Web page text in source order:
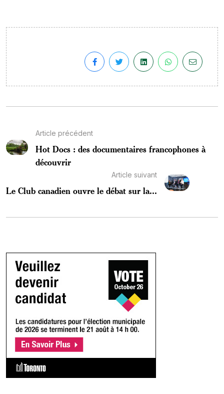
Article précédent
Hot Docs : des documentaires francophones à
découvrir
Article suivant
Le Club canadien ouvre le débat sur la...